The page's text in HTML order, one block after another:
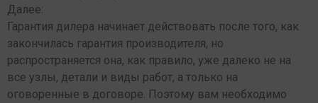
Далее:
Гарантия дилера начинает действовать после того, как
закончилась гарантия производителя, но
распространяется она, как правило, уже далеко не на
все узлы, детали и виды работ, а только на
оговоренные в договоре. Поэтому вам необходимо